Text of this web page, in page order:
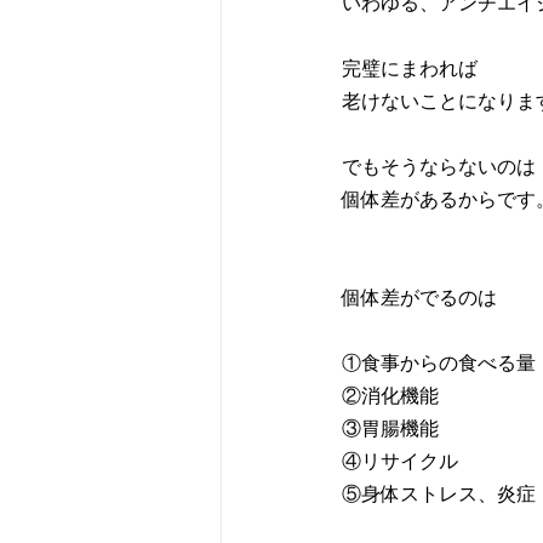
完璧にまわれば
老けないことになりま
でもそうならないのは
個体差があるからです
個体差がでるのは
①食事からの食べる量
②消化機能
③胃腸機能
④リサイクル
⑤身体ストレス、炎症